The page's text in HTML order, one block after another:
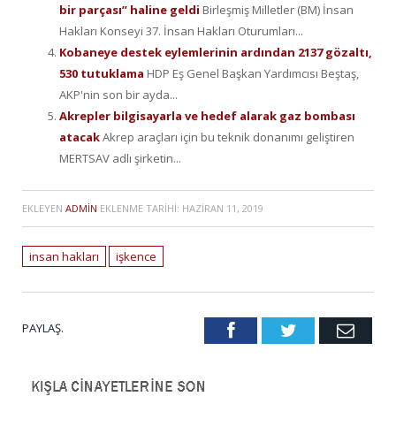
bir parçası” haline geldi Birleşmiş Milletler (BM) İnsan
Hakları Konseyi 37. İnsan Hakları Oturumları...
Kobaneye destek eylemlerinin ardından 2137 gözaltı,
530 tutuklama HDP Eş Genel Başkan Yardımcısı Beştaş,
AKP'nin son bir ayda...
Akrepler bilgisayarla ve hedef alarak gaz bombası
atacakAkrep araçları için bu teknik donanımı geliştiren
MERTSAV adlı şirketin...
EKLEYEN ADMIN EKLENME TARIHI: HAZIRAN 11, 2019
insan hakları işkence
PAYLAŞ. FacebookTwitter Email